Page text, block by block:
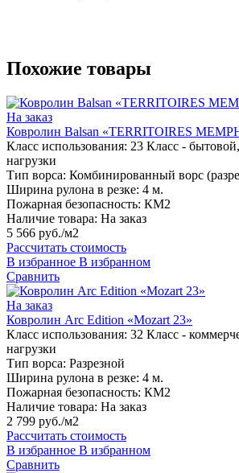
Похожие товары
На заказ
Ковролин Balsan «TERRITOIRES
Класс использования: 23 Класс -
нагрузки
Тип ворса: Комбинированный ворс
Ширина рулона в резке: 4 м.
Пожарная безопасность: КМ2
Наличие товара: На заказ
5 566 руб./м2
Рассчитать стоимость
В избранное В избранном
Сравнить
На заказ
Ковролин Arc Edition «Mozart 23»
Класс использования: 32 Класс -
нагрузки
Тип ворса: Разрезной
Ширина рулона в резке: 4 м.
Пожарная безопасность: КМ2
Наличие товара: На заказ
2 799 руб./м2
Рассчитать стоимость
В избранное В избранном
Сравнить